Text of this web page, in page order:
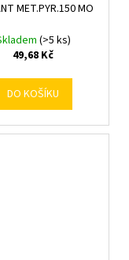
MET.PYR.150 MO
(>5 ks)
49,68 Kč
DO KOŠÍKU